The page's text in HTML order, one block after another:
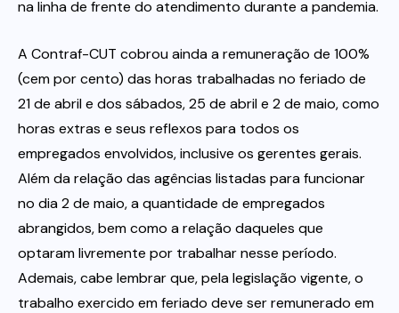
na linha de frente do atendimento durante a pandemia.
A Contraf-CUT cobrou ainda a remuneração de 100%
(cem por cento) das horas trabalhadas no feriado de
21 de abril e dos sábados, 25 de abril e 2 de maio, como
horas extras e seus reflexos para todos os
empregados envolvidos, inclusive os gerentes gerais.
Além da relação das agências listadas para funcionar
no dia 2 de maio, a quantidade de empregados
abrangidos, bem como a relação daqueles que
optaram livremente por trabalhar nesse período.
Ademais, cabe lembrar que, pela legislação vigente, o
trabalho exercido em feriado deve ser remunerado em